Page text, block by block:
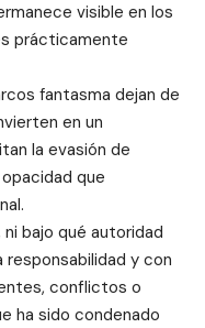
visible en los
prácticamente
fantasma dejan de
en un
la evasión de
que
bajo qué autoridad
responsabilidad y con
conflictos o
ha sido condenado